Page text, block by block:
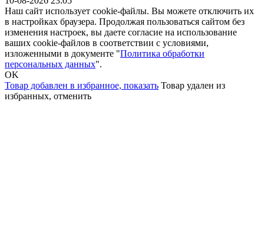
Наш сайт использует cookie-файлы. Вы можете отключить их
в настройках браузера. Продолжая пользоваться сайтом без
изменения настроек, вы даете согласие на использование
ваших cookie-файлов в соответствии с условиями,
изложенными в документе "Политика обработки
персональных данных".
OK
Товар добавлен в избранное, показать Товар удален из
избранных, отменить